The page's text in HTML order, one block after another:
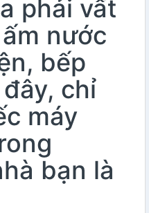
phải vất
nước
, bếp
chỉ
máy
bạn là